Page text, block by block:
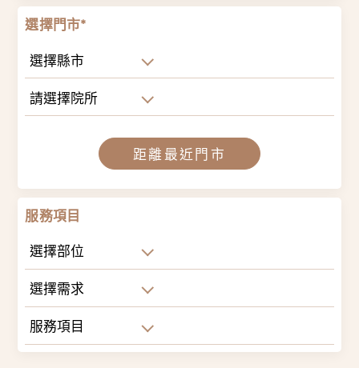
選擇門市*
選擇縣市
請選擇院所
距離最近門市
服務項目
選擇部位
選擇需求
服務項目